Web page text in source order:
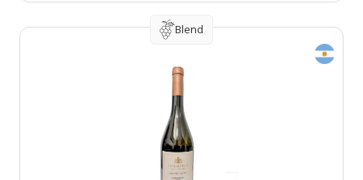
Blend